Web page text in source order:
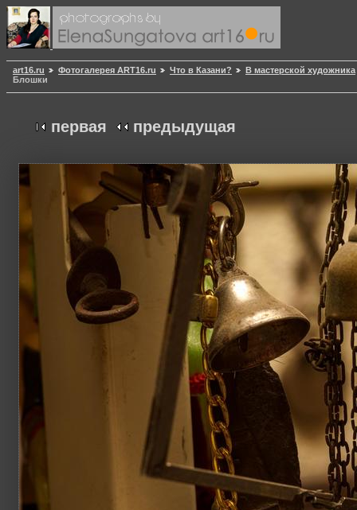
art16.ru Фотогалерея ART16.ru Что в Казани?
В мастерской художника
Блошки
первая предыдущая